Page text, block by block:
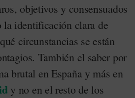
objetivos y consensuados
la identificación clara de
circunstancias se están
También el saber por
brutal en España y más en
y no en el resto de los